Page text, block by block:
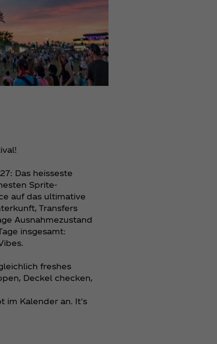
Das heisseste
Sprite-
auf das ultimative
Transfers
Ausnahmezustand
insgesamt:
freshes
Deckel checken,
im Kalender an. It's